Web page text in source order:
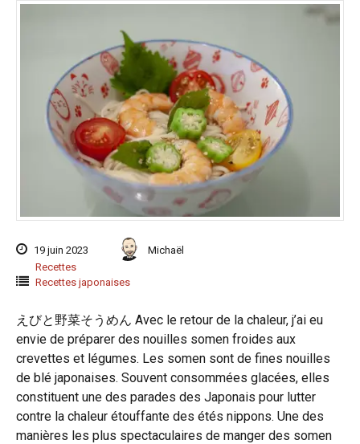
19 juin 2023
Michaël
Recettes
Recettes japonaises
えびと野菜そうめん Avec le retour de la chaleur, j’ai eu
envie de préparer des nouilles somen froides aux
crevettes et légumes. Les somen sont de fines nouilles
de blé japonaises. Souvent consommées glacées, elles
constituent une des parades des Japonais pour lutter
contre la chaleur étouffante des étés nippons. Une des
manières les plus spectaculaires de manger des somen